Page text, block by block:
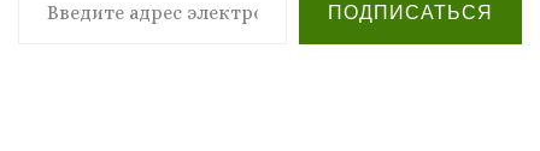
ПОДПИСАТЬСЯ